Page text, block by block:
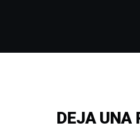
DEJA UNA